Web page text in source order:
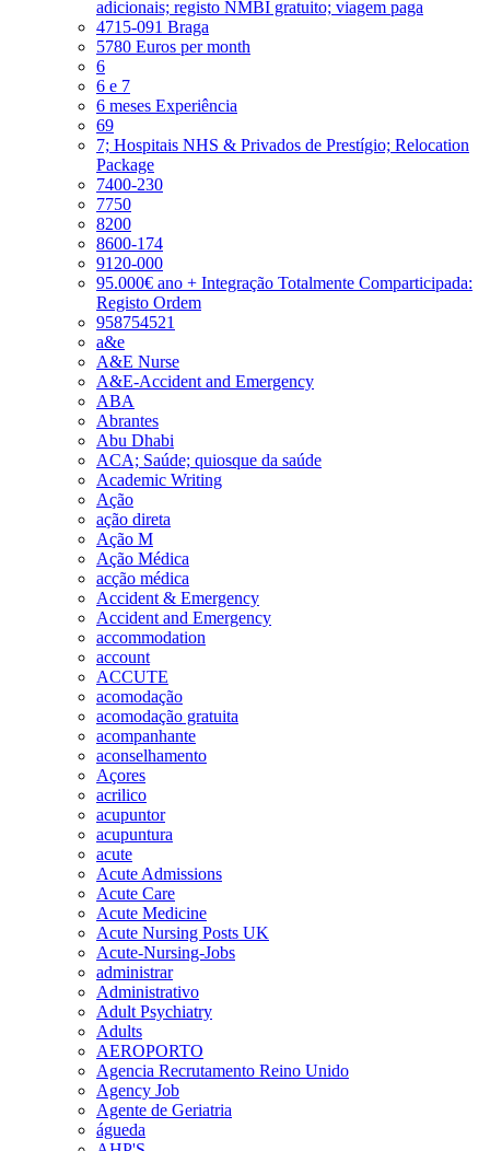
adicionais; registo NMBI gratuito; viagem paga
4715-091 Braga
5780 Euros per month
6
6 e 7
6 meses Experiência
69
7; Hospitais NHS & Privados de Prestígio; Relocation
Package
7400-230
7750
8200
8600-174
9120-000
95.000€ ano + Integração Totalmente Comparticipada:
Registo Ordem
958754521
a&e
A&E Nurse
A&E-Accident and Emergency
ABA
Abrantes
Abu Dhabi
ACA; Saúde; quiosque da saúde
Academic Writing
Ação
ação direta
Ação M
Ação Médica
acção médica
Accident & Emergency
Accident and Emergency
accommodation
account
ACCUTE
acomodação
acomodação gratuita
acompanhante
aconselhamento
Açores
acrilico
acupuntor
acupuntura
acute
Acute Admissions
Acute Care
Acute Medicine
Acute Nursing Posts UK
Acute-Nursing-Jobs
administrar
Administrativo
Adult Psychiatry
Adults
AEROPORTO
Agencia Recrutamento Reino Unido
Agency Job
Agente de Geriatria
águeda